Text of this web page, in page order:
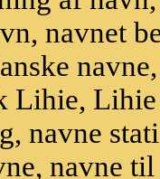
navnet
Lihie,
navne
navne